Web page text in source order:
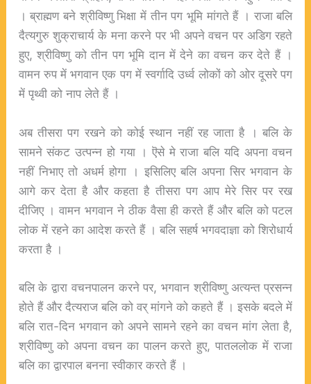
। ब्राह्मण बने श्रीविष्णु भिक्षा में तीन पग भूमि मांगते हैं । राजा बलि
दैत्यगुरु शुक्राचार्य के मना करने पर भी अपने वचन पर अडिग रहते
हुए, श्रीविष्णु को तीन पग भूमि दान में देने का वचन कर देते हैं ।
वामन रुप में भगवान एक पग में स्वर्गादि उर्ध्व लोकों को ओर दूसरे पग
में पृथ्वी को नाप लेते हैं ।
अब तीसरा पग रखने को कोई स्थान नहीं रह जाता है । बलि के
सामने संकट उत्पन्न हो गया । ऎसे मे राजा बलि यदि अपना वचन
नहीं निभाए तो अधर्म होगा । इसिलिए बलि अपना सिर भगवान के
आगे कर देता है और कहता है तीसरा पग आप मेरे सिर पर रख
दीजिए । वामन भगवान ने ठीक वैसा ही करते हैं और बलि को पटल
लोक में रहने का आदेश करते हैं । बलि सहर्ष भगवदाज्ञा को शिरोधार्य
करता है ।
बलि के द्वारा वचनपालन करने पर, भगवान श्रीविष्णु अत्यन्त प्रसन्न
होते हैं और दैत्यराज बलि को वर् मांगने को कहते हैं । इसके बदले में
बलि रात-दिन भगवान को अपने सामने रहने का वचन मांग लेता है,
श्रीविष्णु को अपना वचन का पालन करते हुए, पातललोक में राजा
बलि का द्वारपाल बनना स्वीकार करते हैं ।